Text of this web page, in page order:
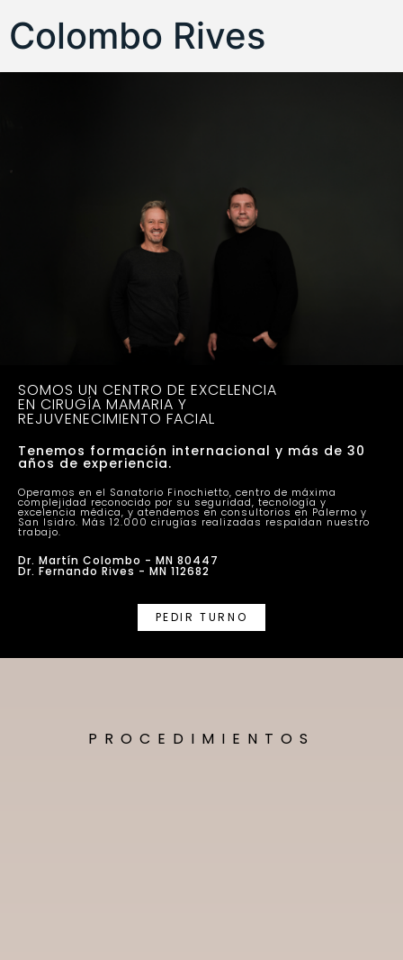
Colombo Rives
SOMOS UN CENTRO DE EXCELENCIA
EN CIRUGÍA MAMARIA Y
REJUVENECIMIENTO FACIAL
Tenemos formación internacional y más de 30
años de experiencia.
Operamos en el Sanatorio Finochietto, centro de máxima
complejidad reconocido por su seguridad, tecnología y
excelencia médica, y atendemos en consultorios en Palermo y
San Isidro. Más 12.000 cirugías realizadas respaldan nuestro
trabajo.
Dr. Martín Colombo - MN 80447
Dr. Fernando Rives - MN 112682
PEDIR TURNO
PROCEDIMIENTOS